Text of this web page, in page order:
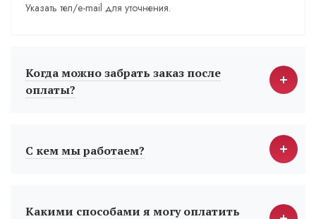
Указать тел/e-mail для уточнения.
Когда можно забрать заказ после
оплаты?
С кем мы работаем?
Какими способами я могу оплатить